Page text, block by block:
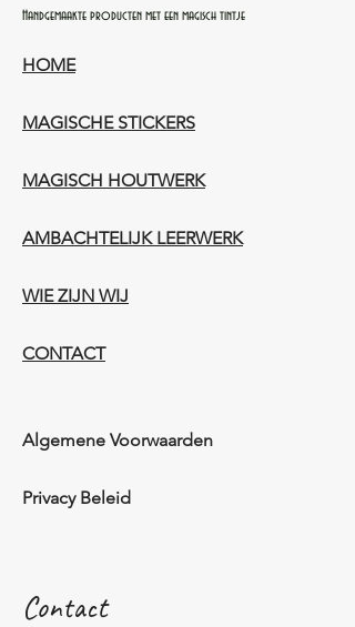
Handgemaakte producten met een magisch tintje
HOME
MAGISCHE STICKERS
MAGISCH HOUTWERK
AMBACHTELIJK LEERWERK​
WIE ZIJN WIJ​​
CONTACT
Algemene Voorwaarden
Privacy Beleid
Contact